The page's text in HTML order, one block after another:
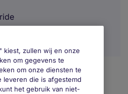
kiest, zullen wij en onze
om gegevens te
om onze diensten te
die is afgestemd
het gebruik van niet-